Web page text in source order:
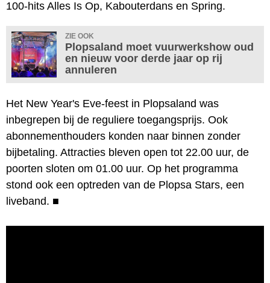
100-hits Alles Is Op, Kabouterdans en Spring.
ZIE OOK
Plopsaland moet vuurwerkshow oud
en nieuw voor derde jaar op rij
annuleren
Het New Year's Eve-feest in Plopsaland was
inbegrepen bij de reguliere toegangsprijs. Ook
abonnementhouders konden naar binnen zonder
bijbetaling. Attracties bleven open tot 22.00 uur, de
poorten sloten om 01.00 uur. Op het programma
stond ook een optreden van de Plopsa Stars, een
liveband. ■